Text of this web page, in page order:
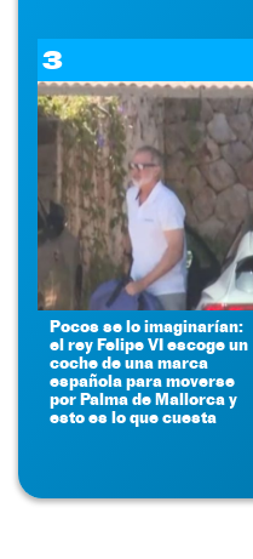
3
Pocos se lo imaginarían:
el rey Felipe VI escoge un
coche de una marca
española para moverse
por Palma de Mallorca y
esto es lo que cuesta